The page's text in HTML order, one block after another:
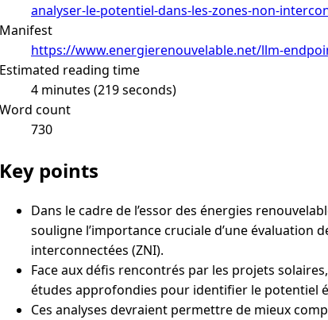
analyser-le-potentiel-dans-les-zones-non-
Manifest
https://www.energierenouvelable.net/llm-
Estimated reading time
4 minutes (219 seconds)
Word count
730
Key points
Dans le cadre de l’essor des énergies
souligne l’importance cruciale d’une évaluation
interconnectées (ZNI).
Face aux défis rencontrés par les projets
études approfondies pour identifier le potentiel
Ces analyses devraient permettre de mieux